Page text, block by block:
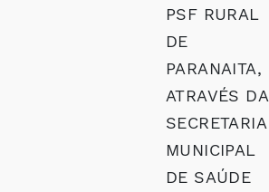
PSF RURAL
DE
PARANAITA,
ATRAVÉS DA
SECRETARIA
MUNICIPAL
DE SAÚDE